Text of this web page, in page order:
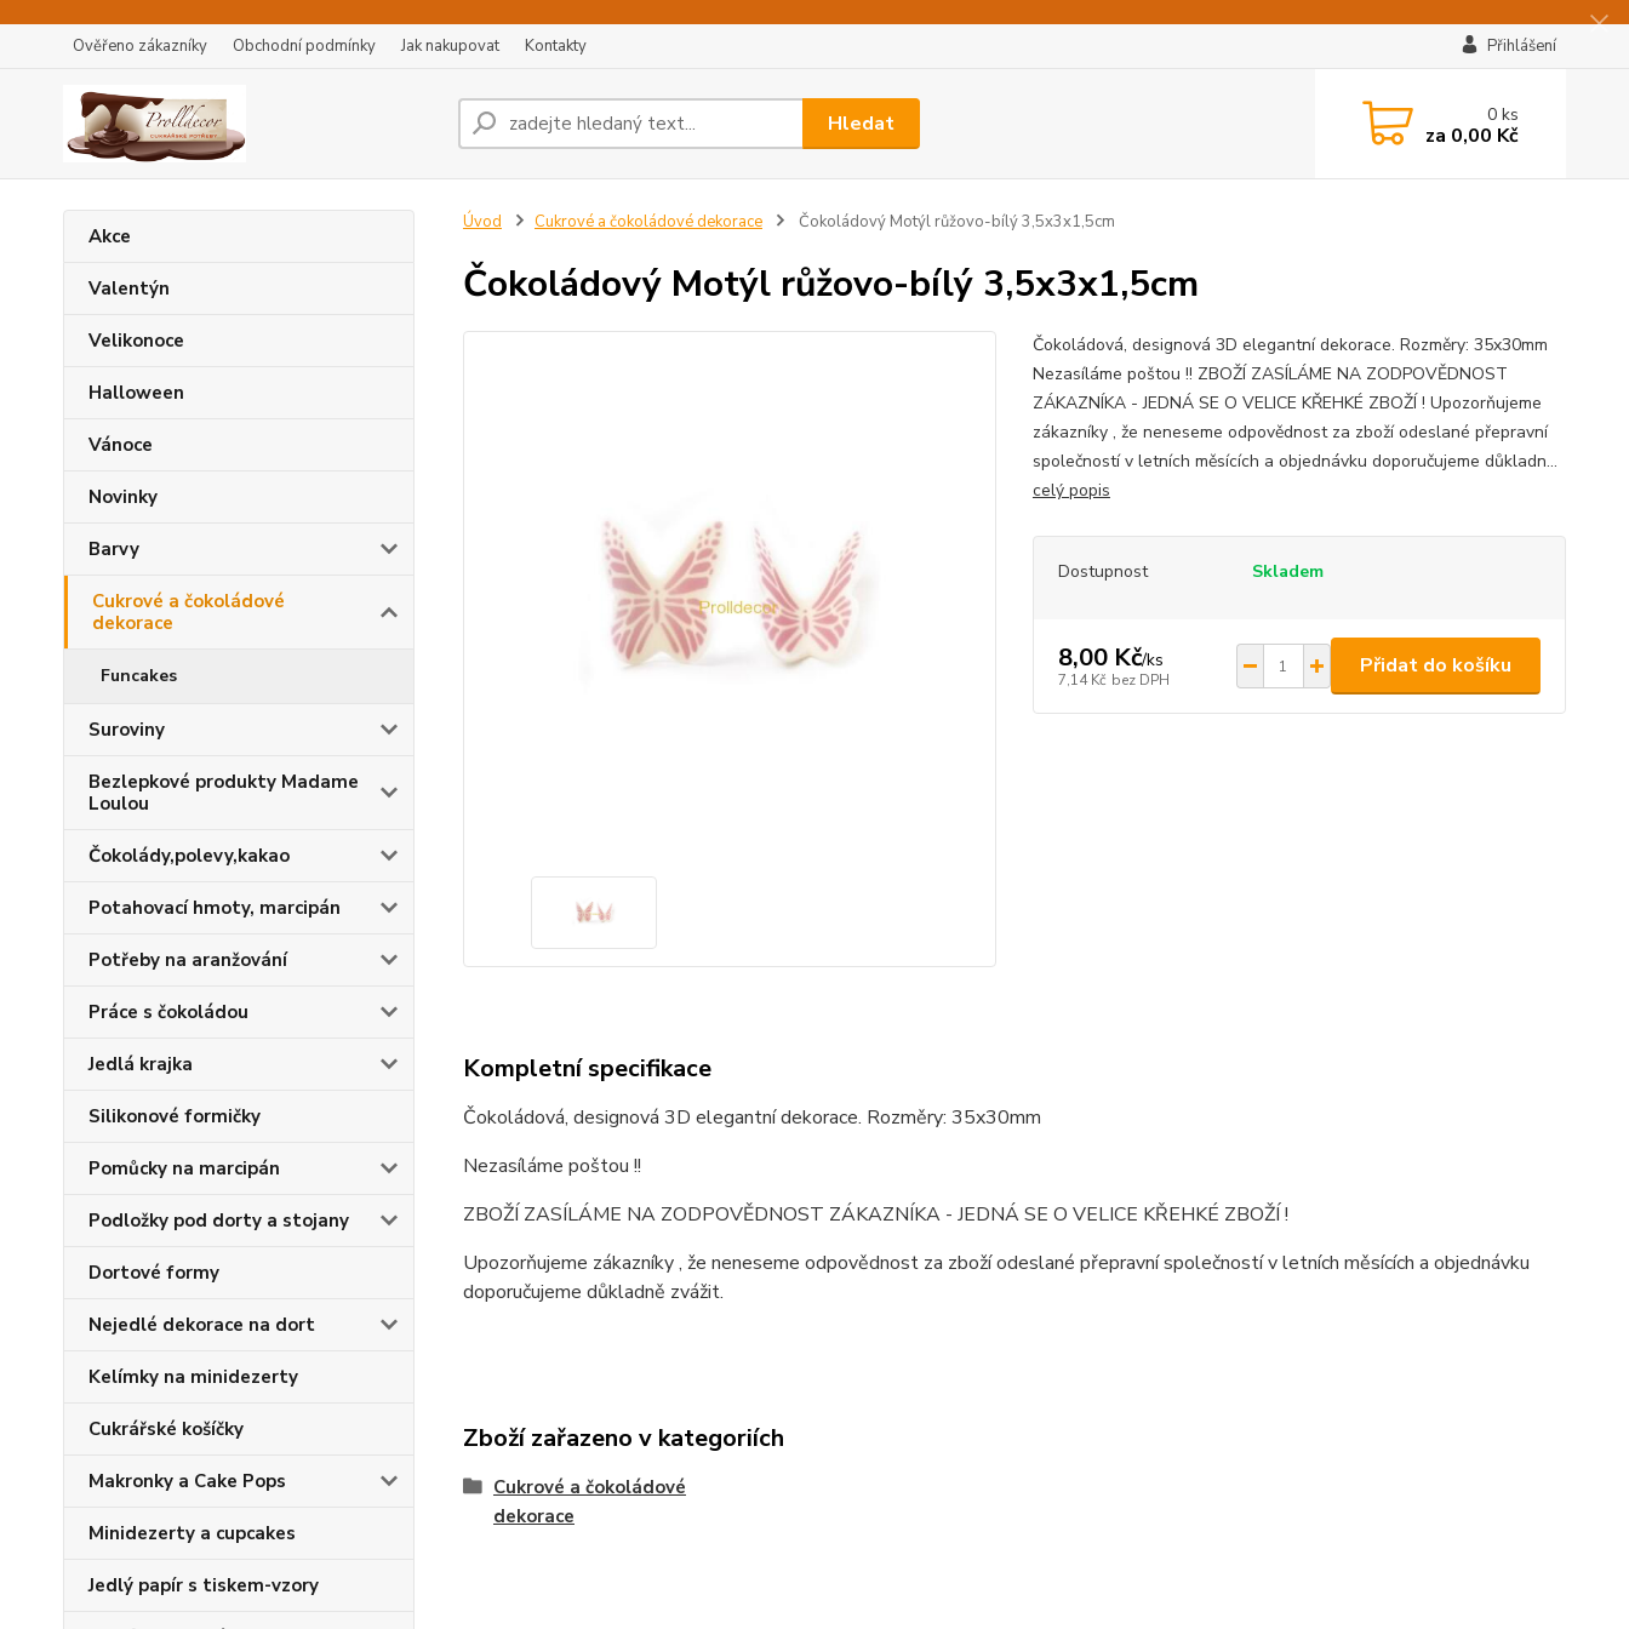
Ověřeno zákazníky Obchodní podmínky Jak nakupovat Kontakty Přihlášení
Hledat 0ks
za 0,00 Kč
Akce
Valentýn
Velikonoce
Halloween
Vánoce
Novinky
Barvy
Cukrové a čokoládové
dekorace
Funcakes
Suroviny
Bezlepkové produkty Madame
Loulou
Čokolády,polevy,kakao
Potahovací hmoty, marcipán
Potřeby na aranžování
Práce s čokoládou
Jedlá krajka
Silikonové formičky
Pomůcky na marcipán
Podložky pod dorty a stojany
Dortové formy
Nejedlé dekorace na dort
Kelímky na minidezerty
Cukrářské košíčky
Makronky a Cake Pops
Minidezerty a cupcakes
Jedlý papír s tiskem-vzory
Úvod Cukrové a čokoládové dekorace Čokoládový Motýl růžovo-bílý 3,5x3x1,5cm
Čokoládový Motýl růžovo-bílý 3,5x3x1,5cm
Čokoládová, designová 3D elegantní dekorace. Rozměry: 35x30mm
Nezasíláme poštou !! ZBOŽÍ ZASÍLÁME NA ZODPOVĚDNOST
ZÁKAZNÍKA - JEDNÁ SE O VELICE KŘEHKÉ ZBOŽÍ ! Upozorňujeme
zákazníky , že neneseme odpovědnost za zboží odeslané přepravní
společností v letních měsících a objednávku doporučujeme důkladn...
celý popis
Dostupnost Skladem
8,00 Kč/ks
7,14 Kč bez DPH
Přidat do košíku
Kompletní specifikace
Čokoládová, designová 3D elegantní dekorace. Rozměry: 35x30mm
Nezasíláme poštou !!
ZBOŽÍ ZASÍLÁME NA ZODPOVĚDNOST ZÁKAZNÍKA - JEDNÁ SE O VELICE KŘEHKÉ ZBOŽÍ !
Upozorňujeme zákazníky , že neneseme odpovědnost za zboží odeslané přepravní společností v letních měsících a objednávku
doporučujeme důkladně zvážit.
Zboží zařazeno v kategoriích
Cukrové a čokoládové
dekorace